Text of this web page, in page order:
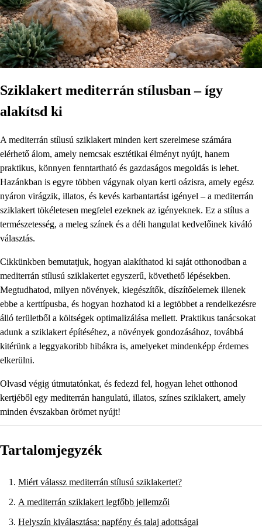
Sziklakert mediterrán stílusban – így
alakítsd ki
A mediterrán stílusú sziklakert minden kert szerelmese számára
elérhető álom, amely nemcsak esztétikai élményt nyújt, hanem
praktikus, könnyen fenntartható és gazdaságos megoldás is lehet.
Hazánkban is egyre többen vágynak olyan kerti oázisra, amely egész
nyáron virágzik, illatos, és kevés karbantartást igényel – a mediterrán
sziklakert tökéletesen megfelel ezeknek az igényeknek. Ez a stílus a
természetesség, a meleg színek és a déli hangulat kedvelőinek kiváló
választás.
Cikkünkben bemutatjuk, hogyan alakíthatod ki saját otthonodban a
mediterrán stílusú sziklakertet egyszerű, követhető lépésekben.
Megtudhatod, milyen növények, kiegészítők, díszítőelemek illenek
ebbe a kerttípusba, és hogyan hozhatod ki a legtöbbet a rendelkezésre
álló területből a költségek optimalizálása mellett. Praktikus tanácsokat
adunk a sziklakert építéséhez, a növények gondozásához, továbbá
kitérünk a leggyakoribb hibákra is, amelyeket mindenképp érdemes
elkerülni.
Olvasd végig útmutatónkat, és fedezd fel, hogyan lehet otthonod
kertjéből egy mediterrán hangulatú, illatos, színes sziklakert, amely
minden évszakban örömet nyújt!
Tartalomjegyzék
Miért válassz mediterrán stílusú sziklakertet?
A mediterrán sziklakert legfőbb jellemzői
Helyszín kiválasztása: napfény és talaj adottságai